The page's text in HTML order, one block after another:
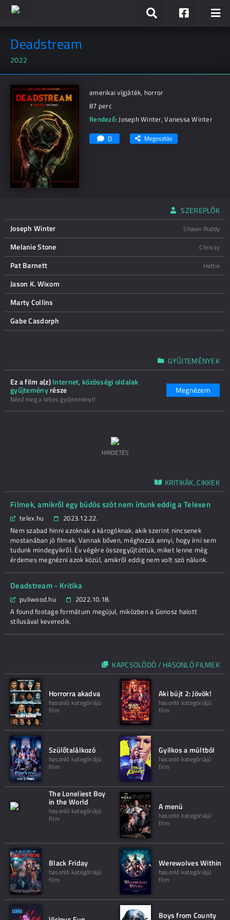
Deadstream
2022
amerikai vígjáték, horror
87 perc
Rendező:Joseph Winter,Vanessa Winter
0 Megosztás
SZEREPLŐK
Joseph Winter
Shawn Ruddy
Melanie Stone Chrissy
Pat Barnett Hettie
Jason K. Wixom
Marty Collins
Gabe Casdorph
GYŰJTEMÉNYEK
Ez a film a(z)Internet, közösségi oldalak
gyűjteményrésze
Nézd meg a teljes gyűjteményt!
Megnézem
HIRDETÉS
KRITIKÁK, CIKKEK
Filmek, amikről egy büdös szót nem írtunk eddig a Telexen
telex.hu
2023.12.22.
Nem szabad hinni azoknak a károgóknak, akik szerint nincsenek
mostanában jó filmek. Vannak bőven, méghozzá annyi, hogy írni sem
tudunk mindegyikről. Év végére összegyűjtöttük, miket lenne még
érdemes megnézni azok közül, amikről eddig nem volt szó nálunk.
Deadstream - Kritika
puliwood.hu
2022.10.18.
A found footage formátum megújul, miközben a Gonosz halott
stílusával keveredik.
KAPCSOLÓDÓ / HASONLÓ FILMEK
Horrorra akadva
hasonló kategóriájú
film
Aki bújt 2: Jövök!
hasonló kategóriájú
film
Szülőtalálkozó
hasonló kategóriájú
film
Gyilkos a múltból
hasonló kategóriájú
film
The Loneliest Boy
in the World
hasonló kategóriájú
film
A menü
hasonló kategóriájú
film
Black Friday
hasonló kategóriájú
film
Werewolves Within
hasonló kategóriájú
film
Boys from County